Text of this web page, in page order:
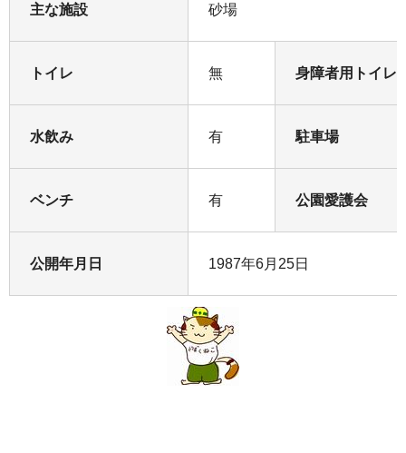
主な施設 砂場
トイレ 無 身障者用トイレ
水飲み 有 駐車場
ベンチ 有 公園愛護会
公開年月日 1987年6月25日